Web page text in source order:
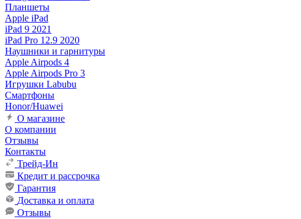
Планшеты
Apple iPad
iPad 9 2021
iPad Pro 12.9 2020
Наушники и гарнитуры
Apple Airpods 4
Apple Airpods Pro 3
Игрушки Labubu
Смартфоны
Honor/Huawei
О магазине
О компании
Отзывы
Контакты
Трейд-Ин
Кредит и рассрочка
Гарантия
Доставка и оплата
Отзывы